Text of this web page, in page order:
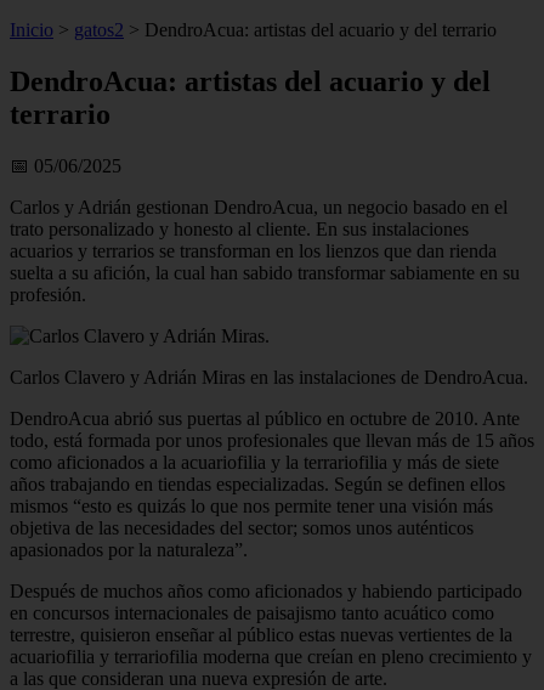
Inicio > gatos2 > DendroAcua: artistas del acuario y del terrario
DendroAcua: artistas del acuario y del
terrario
📅 05/06/2025
Carlos y Adrián gestionan DendroAcua, un negocio basado en el
trato personalizado y honesto al cliente. En sus instalaciones
acuarios y terrarios se transforman en los lienzos que dan rienda
suelta a su afición, la cual han sabido transformar sabiamente en su
profesión.
Carlos Clavero y Adrián Miras en las instalaciones de DendroAcua.
DendroAcua abrió sus puertas al público en octubre de 2010. Ante
todo, está formada por unos profesionales que llevan más de 15 años
como aficionados a la acuariofilia y la terrariofilia y más de siete
años trabajando en tiendas especializadas. Según se definen ellos
mismos “esto es quizás lo que nos permite tener una visión más
objetiva de las necesidades del sector; somos unos auténticos
apasionados por la naturaleza”.
Después de muchos años como aficionados y habiendo participado
en concursos internacionales de paisajismo tanto acuático como
terrestre, quisieron enseñar al público estas nuevas vertientes de la
acuariofilia y terrariofilia moderna que creían en pleno crecimiento y
a las que consideran una nueva expresión de arte.